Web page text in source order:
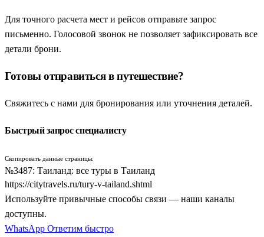
Для точного расчета мест и рейсов отправьте запрос
письменно. Голосовой звонок не позволяет зафиксировать все
детали брони.
Готовы отправиться в путешествие?
Свяжитесь с нами для бронирования или уточнения деталей.
Быстрый запрос специалисту
Скопировать данные страницы:
№3487: Таиланд: все туры в Таиланд
https://citytravels.ru/tury-v-tailand.shtml
Используйте привычные способы связи — наши каналы
доступны.
WhatsApp Ответим быстро